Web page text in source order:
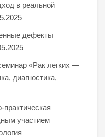
в реальной
дефекты
«Рак легких —
диагностика,
практическая
участием
–